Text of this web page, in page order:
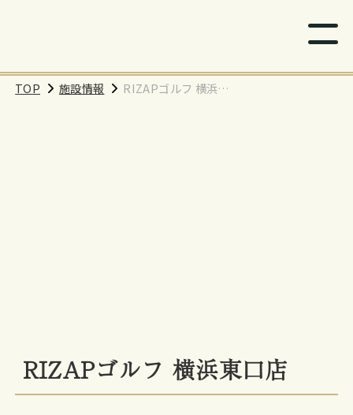
TOP 施設情報
RIZAPゴルフ 横浜東
RIZAPゴルフ 横浜東口店